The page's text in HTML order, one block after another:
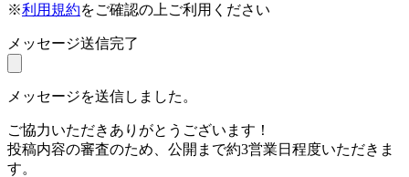
※利用規約をご確認の上ご利用ください
メッセージ送信完了
メッセージを送信しました。
ご協力いただきありがとうございます！
投稿内容の審査のため、公開まで約3営業日程度いただきま
す。